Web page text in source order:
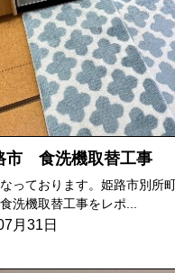
市 食洗機取替工事
っております。姫路市別所
洗機取替工事をレポ...
月31日